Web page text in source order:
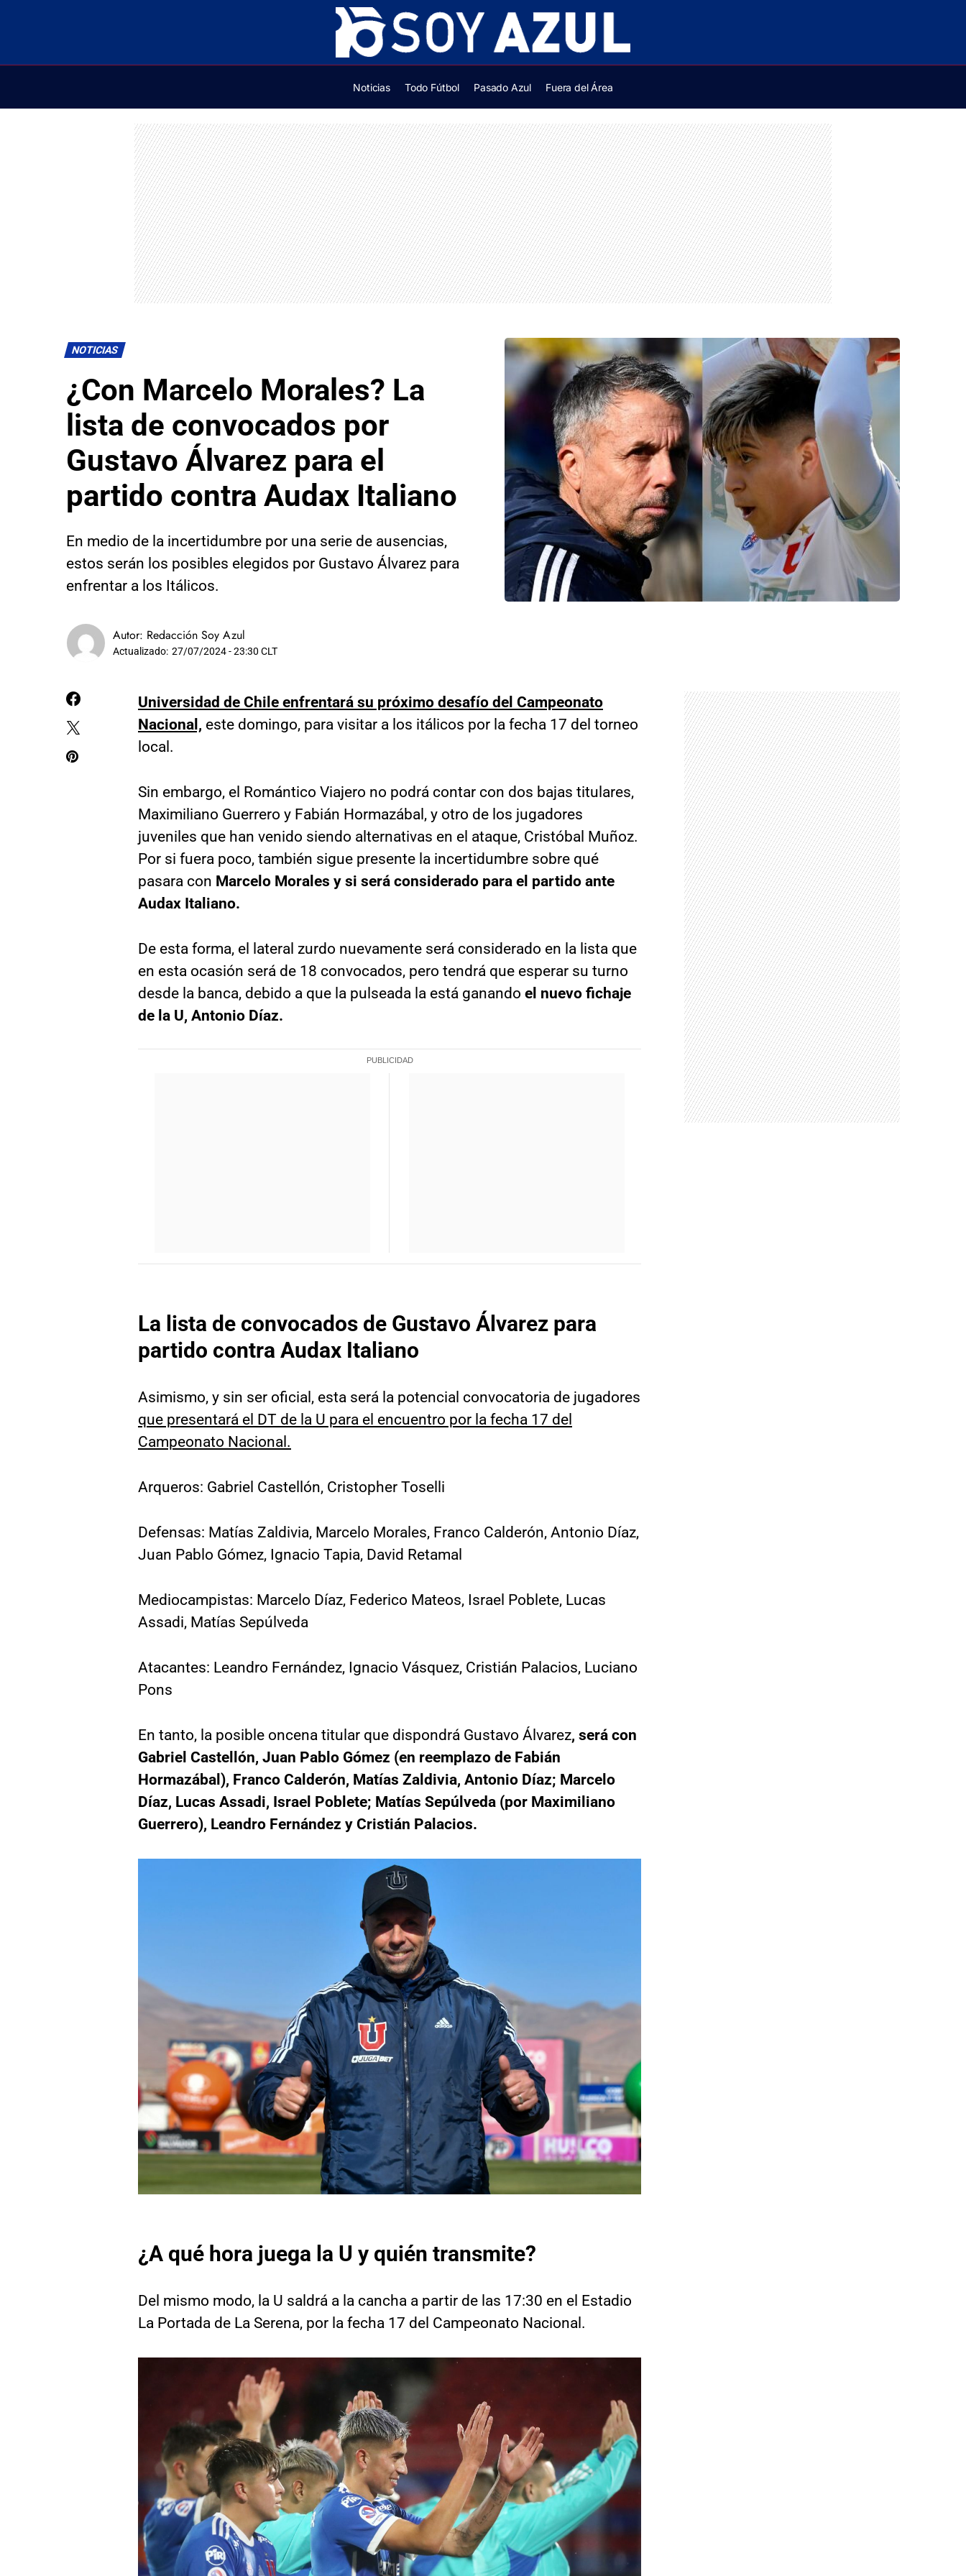
Noticias Todo Fútbol Pasado Azul Fuera del Área
NOTICIAS
¿Con Marcelo Morales? La
lista de convocados por
Gustavo Álvarez para el
partido contra Audax Italiano
En medio de la incertidumbre por una serie de ausencias,
estos serán los posibles elegidos por Gustavo Álvarez para
enfrentar a los Itálicos.
Autor: Redacción Soy Azul
Actualizado: 27/07/2024 - 23:30 CLT
Universidad de Chile enfrentará su próximo desafío del Campeonato
Nacional, este domingo, para visitar a los itálicos por la fecha 17 del torneo
local.
Sin embargo, el Romántico Viajero no podrá contar con dos bajas titulares,
Maximiliano Guerrero y Fabián Hormazábal, y otro de los jugadores
juveniles que han venido siendo alternativas en el ataque, Cristóbal Muñoz.
Por si fuera poco, también sigue presente la incertidumbre sobre qué
pasara con Marcelo Morales y si será considerado para el partido ante
Audax Italiano.
De esta forma, el lateral zurdo nuevamente será considerado en la lista que
en esta ocasión será de 18 convocados, pero tendrá que esperar su turno
desde la banca, debido a que la pulseada la está ganando el nuevo fichaje
de la U, Antonio Díaz.
La lista de convocados de Gustavo Álvarez para
partido contra Audax Italiano
Asimismo, y sin ser oficial, esta será la potencial convocatoria de jugadores
que presentará el DT de la U para el encuentro por la fecha 17 del
Campeonato Nacional.
Arqueros: Gabriel Castellón, Cristopher Toselli
Defensas: Matías Zaldivia, Marcelo Morales, Franco Calderón, Antonio Díaz,
Juan Pablo Gómez, Ignacio Tapia, David Retamal
Mediocampistas: Marcelo Díaz, Federico Mateos, Israel Poblete, Lucas
Assadi, Matías Sepúlveda
Atacantes: Leandro Fernández, Ignacio Vásquez, Cristián Palacios, Luciano
Pons
En tanto, la posible oncena titular que dispondrá Gustavo Álvarez, será con
Gabriel Castellón, Juan Pablo Gómez (en reemplazo de Fabián
Hormazábal), Franco Calderón, Matías Zaldivia, Antonio Díaz; Marcelo
Díaz, Lucas Assadi, Israel Poblete; Matías Sepúlveda (por Maximiliano
Guerrero), Leandro Fernández y Cristián Palacios.
¿A qué hora juega la U y quién transmite?
Del mismo modo, la U saldrá a la cancha a partir de las 17:30 en el Estadio
La Portada de La Serena, por la fecha 17 del Campeonato Nacional.